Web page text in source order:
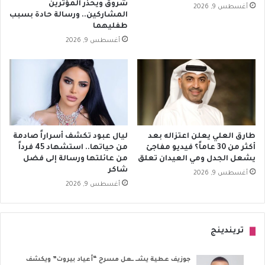
أغسطس 9, 2026
شروق ويحذر المؤثرين
المشاركين.. ورسالة حادة بسبب
طفليهما
أغسطس 9, 2026
طارق العلي يعلن اعتزاله بعد
أكثر من 30 عاماً؟ فيديو مفاجئ
يشعل الجدل ومي العيدان تعلق
أغسطس 9, 2026
ليال عبود تكشف أسراراً صادمة
من حياتها.. استشهاد 45 فرداً
من عائلتها ورسالة إلى فضل
شاكر
أغسطس 9, 2026
تريندينج
جوزيف عطية يشــ ــعل مسرح “أعياد بيروت” ويكشف